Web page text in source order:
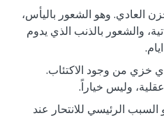
العادي. وهو الشعور باليأس،
والشعور بالذنب الذي يدوم
خزي من وجود الاكتئاب.
وليس خياراً.
السبب الرئيسي للانتحار عند